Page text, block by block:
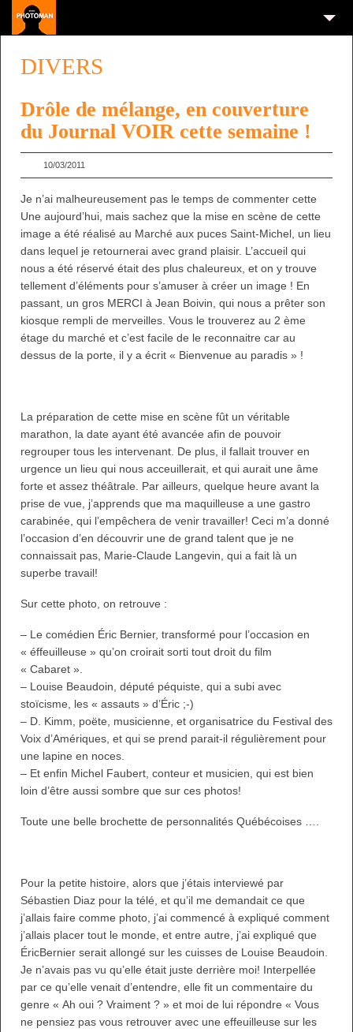
DIVERS
Drôle de mélange, en couverture
du Journal VOIR cette semaine !
10/03/2011
Je n’ai malheureusement pas le temps de commenter cette
Une aujourd’hui, mais sachez que la mise en scène de cette
image a été réalisé au Marché aux puces Saint-Michel, un lieu
dans lequel je retournerai avec grand plaisir. L’accueil qui
nous a été réservé était des plus chaleureux, et on y trouve
tellement d’éléments pour s’amuser à créer un image ! En
passant, un gros MERCI à Jean Boivin, qui nous a prêter son
kiosque rempli de merveilles. Vous le trouverez au 2 ème
étage du marché et c’est facile de le reconnaitre car au
dessus de la porte, il y a écrit « Bienvenue au paradis » !
La préparation de cette mise en scène fût un véritable
marathon, la date ayant été avancée afin de pouvoir
regrouper tous les intervenant. De plus, il fallait trouver en
urgence un lieu qui nous acceuillerait, et qui aurait une âme
forte et assez théâtrale. Par ailleurs, quelque heure avant la
prise de vue, j’apprends que ma maquilleuse a une gastro
carabinée, qui l’empêchera de venir travailler! Ceci m’a donné
l’occasion d’en découvrir une de grand talent que je ne
connaissait pas, Marie-Claude Langevin, qui a fait là un
superbe travail!
Sur cette photo, on retrouve :
– Le comédien Éric Bernier, transformé pour l’occasion en
« éffeuilleuse » qu’on croirait sorti tout droit du film
« Cabaret ».
– Louise Beaudoin, député péquiste, qui a subi avec
stoïcisme, les « assauts » d’Éric ;-)
– D. Kimm, poëte, musicienne, et organisatrice du Festival des
Voix d’Amériques, et qui se prend parait-il régulièrement pour
une lapine en noces.
– Et enfin Michel Faubert, conteur et musicien, qui est bien
loin d’être aussi sombre que sur ces photos!
Toute une belle brochette de personnalités Québécoises ….
Pour la petite histoire, alors que j’étais interviewé par
Sébastien Diaz pour la télé, et qu’il me demandait ce que
j’allais faire comme photo, j’ai commencé à expliqué comment
j’allais placer tout le monde, et entre autre, j’ai expliqué que
ÉricBernier serait allongé sur les cuisses de Louise Beaudoin.
Je n’avais pas vu qu’elle était juste derrière moi! Interpellée
par ce qu’elle venait d’entendre, elle fit un commentaire du
genre « Ah oui ? Vraiment ? » et moi de lui répondre « Vous
ne pensiez pas vous retrouver avec une effeuilleuse sur les